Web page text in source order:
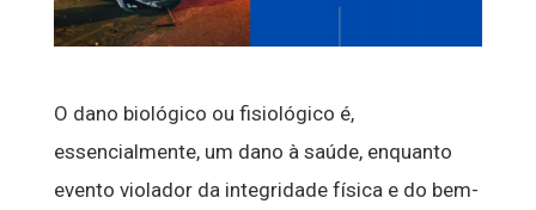
O dano biológico ou fisiológico é,
essencialmente, um dano à saúde, enquanto
evento violador da integridade física e do bem-